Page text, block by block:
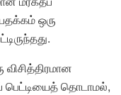
ஒரு
பெட்டியைத் தொடாமல்,